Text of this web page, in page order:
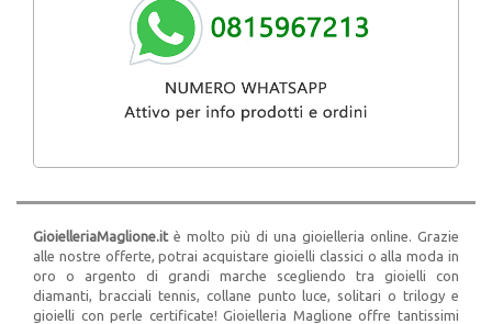
GioielleriaMaglione.itè molto più di una gioielleria online. Grazie
alle nostre offerte, potrai acquistare gioielli classici o alla moda in
oro o argento di grandi marche scegliendo tra gioielli con
diamanti, bracciali tennis, collane punto luce, solitari o trilogy e
gioielli con perle certificate! Gioielleria Maglione offre tantissimi